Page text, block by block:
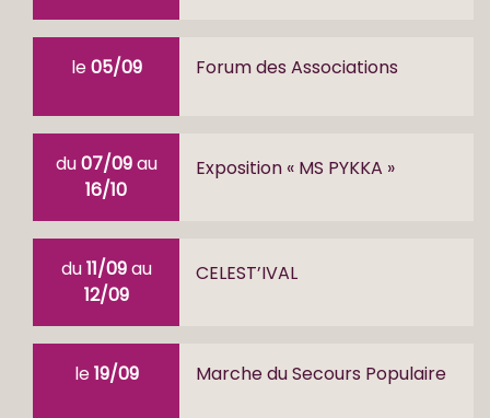
le05/09 Forum des Associations
du07/09au
16/10
Exposition « MS PYKKA »
du11/09au
12/09
CELEST’IVAL
le19/09 Marche du Secours Populaire